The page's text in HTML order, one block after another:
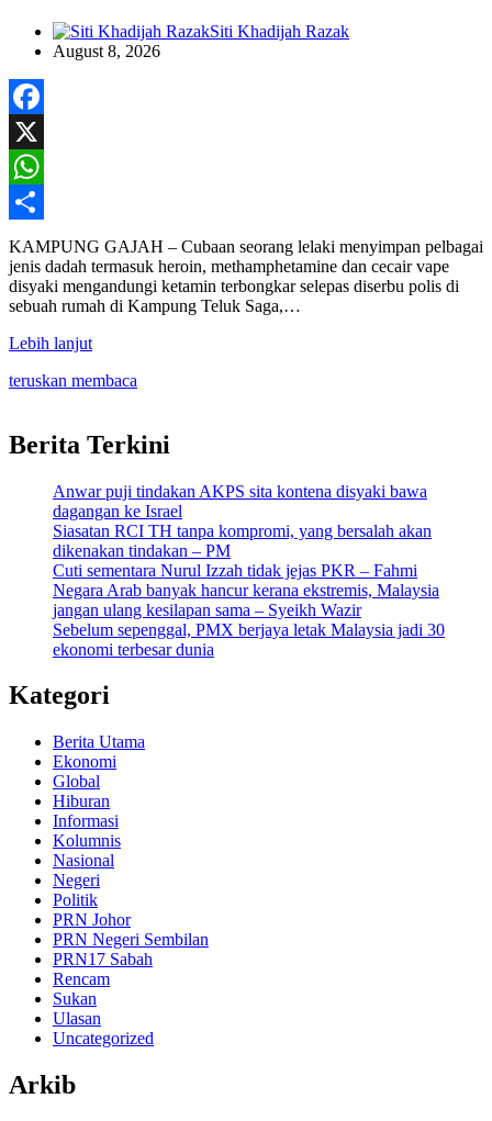
Siti Khadijah Razak
August 8, 2026
Facebook
X
WhatsApp
Share
KAMPUNG GAJAH – Cubaan seorang lelaki menyimpan pelbagai
jenis dadah termasuk heroin, methamphetamine dan cecair vape
disyaki mengandungi ketamin terbongkar selepas diserbu polis di
sebuah rumah di Kampung Teluk Saga,…
Lebih lanjut
teruskan membaca
Berita Terkini
Anwar puji tindakan AKPS sita kontena disyaki bawa
dagangan ke Israel
Siasatan RCI TH tanpa kompromi, yang bersalah akan
dikenakan tindakan – PM
Cuti sementara Nurul Izzah tidak jejas PKR – Fahmi
Negara Arab banyak hancur kerana ekstremis, Malaysia
jangan ulang kesilapan sama – Syeikh Wazir
Sebelum sepenggal, PMX berjaya letak Malaysia jadi 30
ekonomi terbesar dunia
Kategori
Berita Utama
Ekonomi
Global
Hiburan
Informasi
Kolumnis
Nasional
Negeri
Politik
PRN Johor
PRN Negeri Sembilan
PRN17 Sabah
Rencam
Sukan
Ulasan
Uncategorized
Arkib